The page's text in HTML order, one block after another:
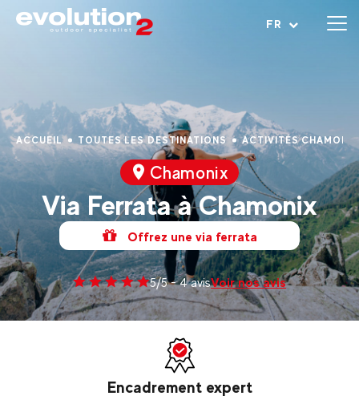
FR
Ouvrir le menu
ACCUEIL TOUTES LES DESTINATIONS ACTIVITÉS CHAMONIX
Chamonix
Via Ferrata à Chamonix
Offrez une via ferrata
5/5 - 4 avisVoir nos avis
Encadrement expert